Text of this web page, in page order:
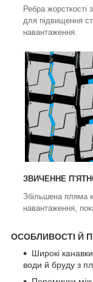
Ребра жорсткості
для підвищення
навантаження.
ЗВИЧЕННЕ
Збільшена пляма
навантаження,
ОСОБЛИВОСТІ Й
Широкі
води й бруду з